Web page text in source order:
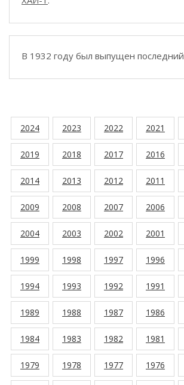
В 1932 году был выпущен последний
2024 2023 2022 2021
2019 2018 2017 2016
2014 2013 2012 2011
2009 2008 2007 2006
2004 2003 2002 2001
1999 1998 1997 1996
1994 1993 1992 1991
1989 1988 1987 1986
1984 1983 1982 1981
1979 1978 1977 1976